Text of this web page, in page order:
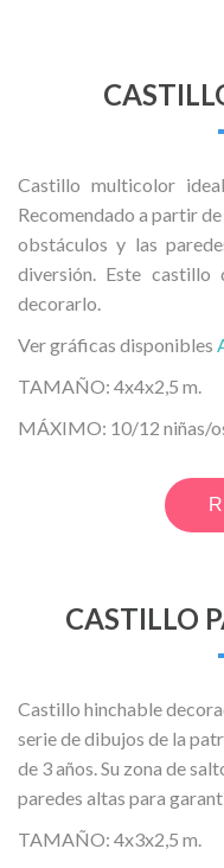
Castillo multicolor
Recomendado a partir
obstáculos y las
diversión. Este
decorarlo.
Ver gráficas disponibles
TAMAÑO: 4x4x2,5 m.
MÁXIMO: 10/12 niñas/
CASTILLO
Castillo hinchable
serie de dibujos de la
de 3 años. Su zona de
paredes altas para
TAMAÑO: 4x3x2,5 m.